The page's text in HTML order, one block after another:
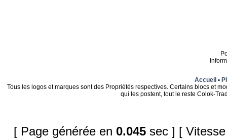
Accueil •
Tous les logos et marques sont des Propriétés respectives. Certains blocs et
qui les postent, tout le reste Colok-
[ Page générée en 0.045sec ] [